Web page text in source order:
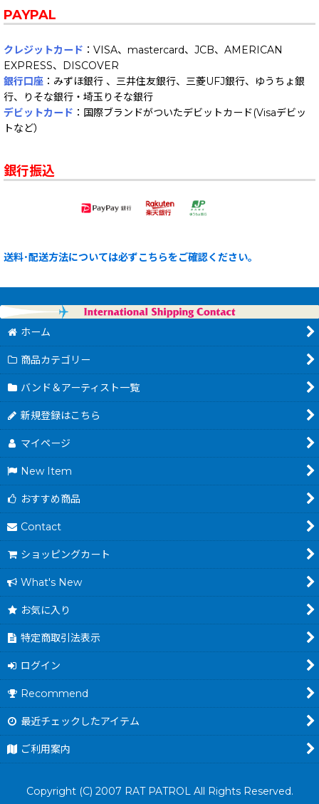
PAYPAL
クレジットカード ：VISA、mastercard、JCB、AMERICAN
EXPRESS、DISCOVER
銀行口座 ：みずほ銀行 、三井住友銀行、三菱UFJ銀行、ゆうちょ銀
行、りそな銀行・埼玉りそな銀行
デビットカード ：国際ブランドがついたデビットカード(Visaデビッ
トなど）
銀行振込
送料･配送方法については必ずこちらをご確認ください。
ホーム
商品カテゴリー
バンド＆アーティスト一覧
新規登録はこちら
マイページ
New Item
おすすめ商品
Contact
ショッピングカート
What's New
お気に入り
特定商取引法表示
ログイン
Recommend
最近チェックしたアイテム
ご利用案内
Copyright (C) 2007 RAT PATROL All Rights Reserved.